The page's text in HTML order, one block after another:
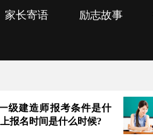
家长寄语 励志故事
级建造师报考条件是什
报名时间是什么时候?